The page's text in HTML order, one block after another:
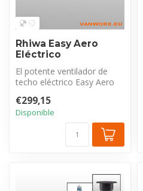
Rhiwa Easy Aero
Eléctrico
El potente ventilador de
techo eléctrico Easy Aero
suf...
€299,15
Disponible